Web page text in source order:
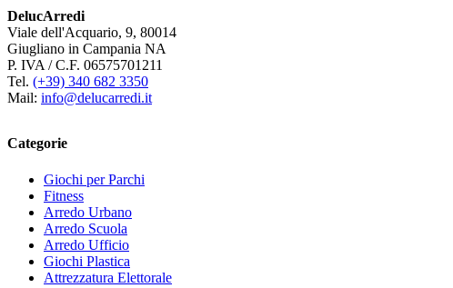
DelucArredi
Viale dell'Acquario, 9, 80014
Giugliano in Campania NA
P. IVA / C.F. 06575701211
Tel. (+39) 340 682 3350
Mail: info@delucarredi.it
Categorie
Giochi per Parchi
Fitness
Arredo Urbano
Arredo Scuola
Arredo Ufficio
Giochi Plastica
Attrezzatura Elettorale